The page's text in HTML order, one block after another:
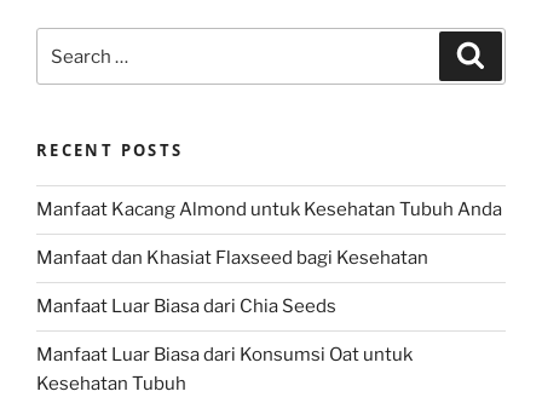
for:
RECENT POSTS
Manfaat Kacang Almond untuk Kesehatan Tubuh Anda
Manfaat dan Khasiat Flaxseed bagi Kesehatan
Manfaat Luar Biasa dari Chia Seeds
Manfaat Luar Biasa dari Konsumsi Oat untuk
Kesehatan Tubuh